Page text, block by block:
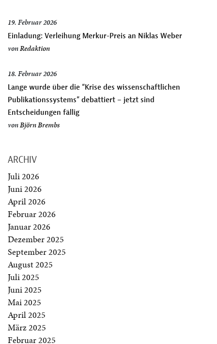
19. Februar 2026
Einladung: Verleihung Merkur-Preis an Niklas Weber
vonRedaktion
18. Februar 2026
Lange wurde über die “Krise des wissenschaftlichen
Publikationssystems” debattiert – jetzt sind
Entscheidungen fällig
vonBjörn Brembs
ARCHIV
Juli 2026
Juni 2026
April 2026
Februar 2026
Januar 2026
Dezember 2025
September 2025
August 2025
Juli 2025
Juni 2025
Mai 2025
April 2025
März 2025
Februar 2025